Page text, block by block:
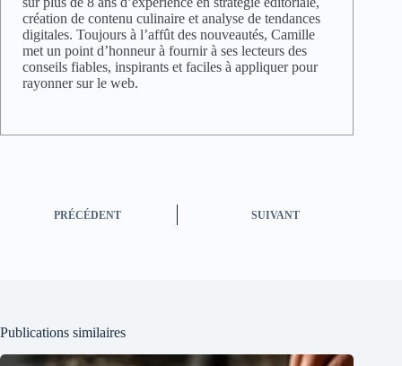
création de contenu culinaire et analyse de tendances
digitales. Toujours à l’affût des nouveautés, Camille
met un point d’honneur à fournir à ses lecteurs des
conseils fiables, inspirants et faciles à appliquer pour
rayonner sur le web.
PRÉCÉDENT SUIVANT
Publications similaires